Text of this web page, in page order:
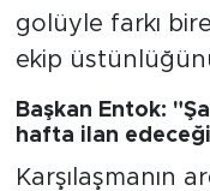
golüyle farkı bire
ekip
Başkan Entok:
hafta ilan
Karşılaşmanın